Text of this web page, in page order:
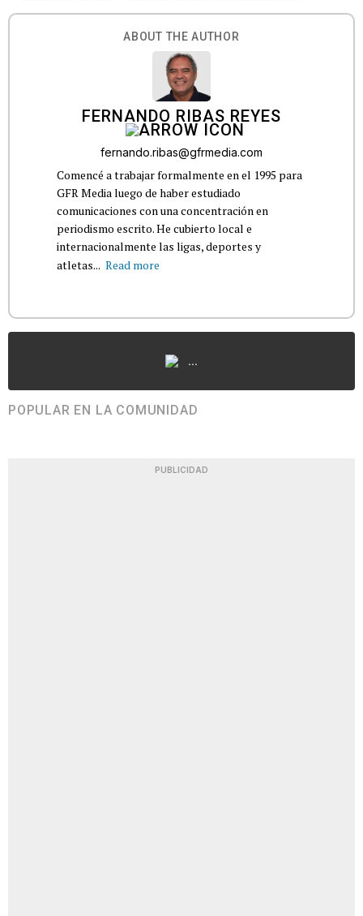
ABOUT THE AUTHOR
FERNANDO RIBAS REYES
fernando.ribas@gfrmedia.com
Comencé a trabajar formalmente en el 1995 para
GFR Media luego de haber estudiado
comunicaciones con una concentración en
periodismo escrito. He cubierto local e
internacionalmente las ligas, deportes y
atletas... Read more
...
POPULAR EN LA COMUNIDAD
PUBLICIDAD